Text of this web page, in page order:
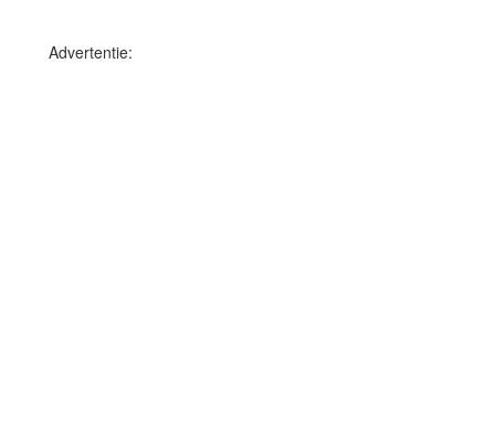
Advertentie: